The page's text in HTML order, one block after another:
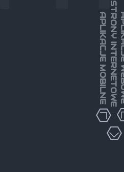
APLIKACJE MOBILNESTRONY INTERNETOWE